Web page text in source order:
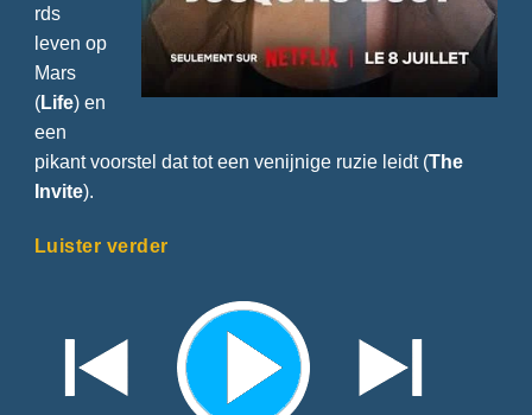
rds
leven op
Mars
(Life) en
een
pikant voorstel dat tot een venijnige ruzie leidt (The
Invite).
Luister verder